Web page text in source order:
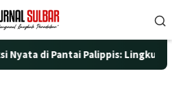
di Pantai Palippis: Lingkungan